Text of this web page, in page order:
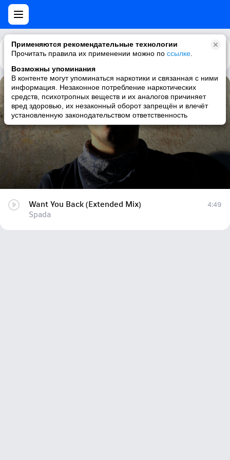
Применяются рекомендательные технологии
Прочитать правила их применении можно по ссылке
Возможны упоминания
В контенте могут упоминаться наркотики и связанная с ними
информация. Незаконное потребление наркотических
средств, психотропных веществ и их аналогов причиняет
вред здоровью, их незаконный оборот запрещён и влечёт
установленную законодательством ответственность
Каталог Рекомендации
Want You Back (Extended Mix)
Spada
Want You Back (Extended Mix)
Spada
4:49